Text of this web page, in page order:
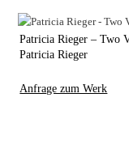
Patricia Rieger – Two
Patricia Rieger
Anfrage zum Werk